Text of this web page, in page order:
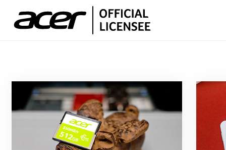
产品中心
PCIe M.2固态硬盘